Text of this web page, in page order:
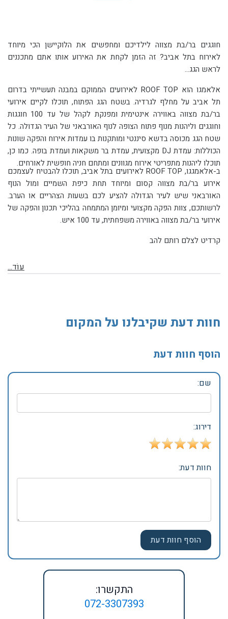
חוגגים בר/בת מצווה לילדיכם ומחפשים את הלוקיישן הכי מיוחד
לאירוח בתל אביב? זה הזמן לקחת את האירוע אותו אתם מתכננים
לראש הגג...
אלאמגו הוא ROOF TOP לאירועים הממוקם במבנה תעשייתי בדרום
תל אביב על מחלף לגרדיה. בשטח הגג הפתוח, תוכלו לקיים אירועי
בר/בת מצווה באווירה אינטימית ומפנקת לקהל של עד 100 חוגגות
וחוגגים וליהנות מנוף פתוח הצופה לנוף האורבאני של העיר הגדולה. כל
שטח הגג מכוסה בדשא סיננטי ומותקנות בו עמדות אירוח והפקה שונות
הכוללות: עמדת DJ מקצועית, עמדת בר משקאות ועמדת בופה. כמו כן,
תוכלו ליהנות מתפריטי אירוח מגוונים ומתחם חניה חופשית לאורחים.
ב-אלאמגגו, ROOF TOP לאירועים בתל אביב, תוכלו להבטיח לעצמכם
אירוע בר/בת מצווה קסום ומיוחד תחת כיפת השמיים ומול הנוף
האורבאני שיש לעיר הגדולה להציע לכם בשעות הצהריים או הערב.
לרשותכם, צוות הפקה מקצועי ומיומן המתמחה בהליכי תכנון והפקה של
אירועי בר/בת מצווה באווירה משפחתית, עד 100 איש.
קרדיט לצלם רותם להב
עוֹד...
חוות דעת שקיבלנו על המקום
הוסף חוות דעת
שם:
דירוג:
חוות דעת:
התקשרו:
072-3307393